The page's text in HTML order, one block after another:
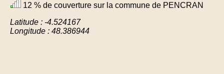
12 % de couverture sur la commune de PENCRAN
Latitude : -4.524167
Longitude : 48.386944